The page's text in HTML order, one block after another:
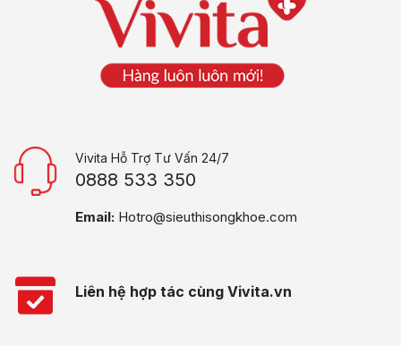
Vivita Hỗ Trợ Tư Vấn 24/7
0888 533 350
Email: Hotro@sieuthisongkhoe.com
Liên hệ hợp tác cùng Vivita.vn